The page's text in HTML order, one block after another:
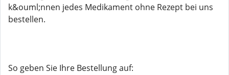
k&ouml;nnen jedes Medikament ohne Rezept bei uns
bestellen.
So geben Sie Ihre Bestellung auf: